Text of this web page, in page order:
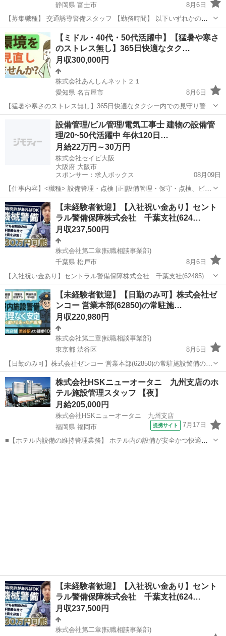
静岡県 富士市
8月6日
【募集職種】 交通誘導警備スタッフ 【勤務時間】 以下いずれかの勤
務 ・8:00～17:00 ・8:00～12:00 ・13:00～17:00 ※勤務内容により変
動する場合があります ※半日勤務の...
静岡 富士市 警備員
【ミドル・40代・50代活躍中】【猛暑や寒さ
のストレス無し】365日快適なタク…
月収300,000円
株式会社あんしんネット２１
愛知県 名古屋市
8月6日
【猛暑や寒さのストレス無し】365日快適なタクシー内での見守り警備
員 【応募先企業名】株式会社あんしんネット２１ 【雇用形態】正社員
【職種】警備員・警備関連 【応募資格】 ・日本語ネイティブレベルの
方に限る【仕事内容】 ...
名古屋市 警備員 未経験
設備管理/ビル管理/電気工事士 建物の設備管
理/20~50代活躍中 年休120日…
月給22万円～30万円
株式会社セイビ大阪
大阪府 大阪市
スポンサー：求人ボックス
08月09日
【仕事内容】<職種> 設備管理・点検 [正]設備管理・保守・点検、ビル
メンテナンス・管理、電気工事士 <雇用形態> 正社員 <給与> [正]月給
22万円～30万円 交通費:全額支給 月給220,000円～ 経験、資格に応じ
て加給優...
正社員
【未経験者歓迎】【入社祝い金あり】セント
ラル警備保障株式会社 千葉支社(624…
月収237,500円
株式会社第二章(転職相談事業部)
千葉県 松戸市
8月6日
【入社祝い金あり】セントラル警備保障株式会社 千葉支社(62485)の
機械警備の正社員 - 北松戸駅 【応募先企業名】株式会社第二章(転職相
談事業部) 【雇用形態】正社員【人材紹介】 【職種】警備員・警備関
連 【応募資格】...
千葉 松戸市 警備員 未経験
【未経験者歓迎】【日勤のみ可】株式会社ゼ
ンコー 営業本部(62850)の常駐施…
月収220,980円
株式会社第二章(転職相談事業部)
東京都 渋谷区
8月5日
【日勤のみ可】株式会社ゼンコー 営業本部(62850)の常駐施設警備の正
社員 - 渋谷駅 【応募先企業名】株式会社第二章(転職相談事業部) 【雇
用形態】正社員【人材紹介】 【職種】警備員・警備関連 【応募資格】
・年齢要件...
東京 渋谷区 警備員
株式会社HSKニューオータニ 九州支店のホ
テル施設管理スタッフ 【夜】
月給205,000円
株式会社HSKニューオータニ 九州支店
福岡県 福岡市
提携サイト 7月17日
■【ホテル内設備の維持管理業務】 ホテル内の設備が安全かつ快適に
【未経験者歓迎】【入社祝い金あり】セント
ラル警備保障株式会社 千葉支社(624…
月収237,500円
株式会社第二章(転職相談事業部)